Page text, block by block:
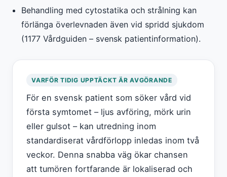
Behandling med cytostatika och strålning kan
förlänga överlevnaden även vid spridd sjukdom
(1177 Vårdguiden – svensk patientinformation).
VARFÖR TIDIG UPPTÄCKT ÄR AVGÖRANDE
För en svensk patient som söker vård vid
första symtomet – ljus avföring, mörk urin
eller gulsot – kan utredning inom
standardiserat vårdförlopp inledas inom två
veckor. Denna snabba väg ökar chansen
att tumören fortfarande är lokaliserad och